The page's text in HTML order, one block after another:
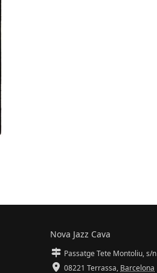
Nova Jazz Cava
Passatge Tete Montoliu, s/n
08221 Terrassa, Barcelona